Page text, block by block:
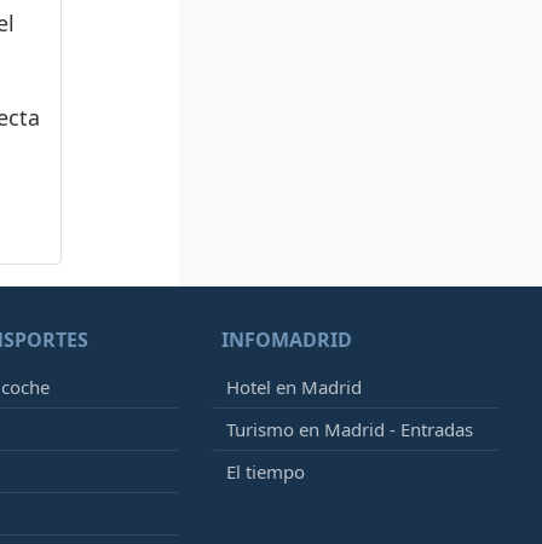
INFOMADRID
Hotel en Madrid
Turismo en Madrid - Entradas
El tiempo